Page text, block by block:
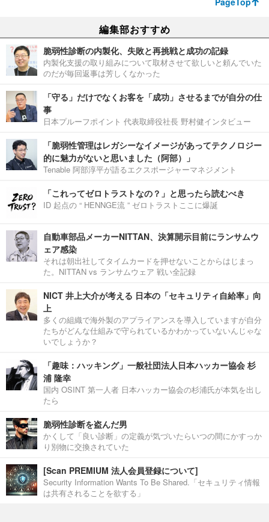
編集部おすすめ
脆弱性診断の内製化、失敗と再挑戦と成功の記録
内製化支援の取り組みについて取材させて欲しいと頼んでいた
のだが毎回返事は芳しくなかった
「守る」だけでなくお客を「成功」させるまでが自分の仕
事
日本プルーフポイント 代表取締役社長 野村健インタビュー
「脆弱性管理はレガシーなイメージがあってテクノロジー
的に魅力がないと思いました（阿部）」
Tenable 阿部淳平が語るエクスポージャーマネジメント
「これってゼロトラストなの？」と思ったら読むべき
ID 起点の “ HENNGE流 ” ゼロトラストここに爆誕
自動車部品メーカーNITTAN、決算開示目前にランサムウ
ェア感染
それは朝出社してタイムカードを押せないことからはじまっ
た。NITTAN vs ランサムウェア 戦い全記録
NICT 井上大介が考える 日本の「セキュリティ自給率」向
上
多くの組織で海外製のアプライアンスを導入していますが自分
たちがどんな仕組みで守られているかわかっていないんじゃな
いでしょうか？
「趣味：ハッキング」一般社団法人日本ハッカー協会 杉
浦 隆幸
国内 OSINT 第一人者 日本ハッカー協会の杉浦氏が本気を出し
たら
脆弱性診断を盗んだ男
かくして「良い診断」の定義が気づいたらいつの間にかすっか
り別物に交換されていた
[Scan PREMIUM 法人会員登録について]
Security Information Wants To Be Shared.「セキュリティ情報
は共有されることを欲する」